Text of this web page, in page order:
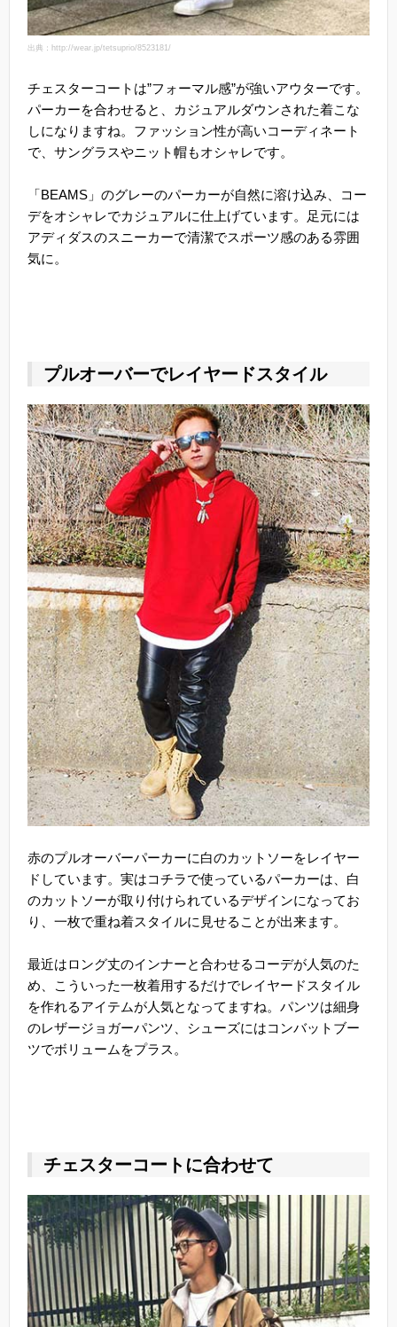
出典：http://wear.jp/tetsuprio/8523181/
チェスターコートは”フォーマル感”が強いアウターです。
パーカーを合わせると、カジュアルダウンされた着こな
しになりますね。ファッション性が高いコーディネート
で、サングラスやニット帽もオシャレです。
「BEAMS」のグレーのパーカーが自然に溶け込み、コー
デをオシャレでカジュアルに仕上げています。足元には
アディダスのスニーカーで清潔でスポーツ感のある雰囲
気に。
プルオーバーでレイヤードスタイル
赤のプルオーバーパーカーに白のカットソーをレイヤー
ドしています。実はコチラで使っているパーカーは、白
のカットソーが取り付けられているデザインになってお
り、一枚で重ね着スタイルに見せることが出来ます。
最近はロング丈のインナーと合わせるコーデが人気のた
め、こういった一枚着用するだけでレイヤードスタイル
を作れるアイテムが人気となってますね。パンツは細身
のレザージョガーパンツ、シューズにはコンバットブー
ツでボリュームをプラス。
チェスターコートに合わせて